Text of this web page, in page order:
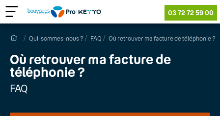
03 72 72 59 00
Qui-sommes-nous ? FAQ Où retrouver ma facture de téléphonie ?
Où retrouver ma facture de
téléphonie ?
FAQ